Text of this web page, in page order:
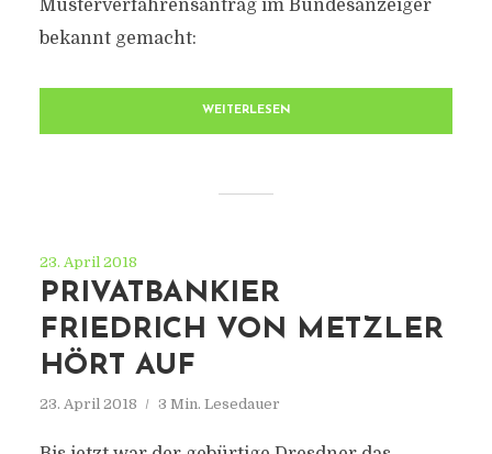
Musterverfahrensantrag im Bundesanzeiger
bekannt gemacht:
WEITERLESEN
23. April 2018
PRIVATBANKIER
FRIEDRICH VON METZLER
HÖRT AUF
23. April 2018 3 Min. Lesedauer